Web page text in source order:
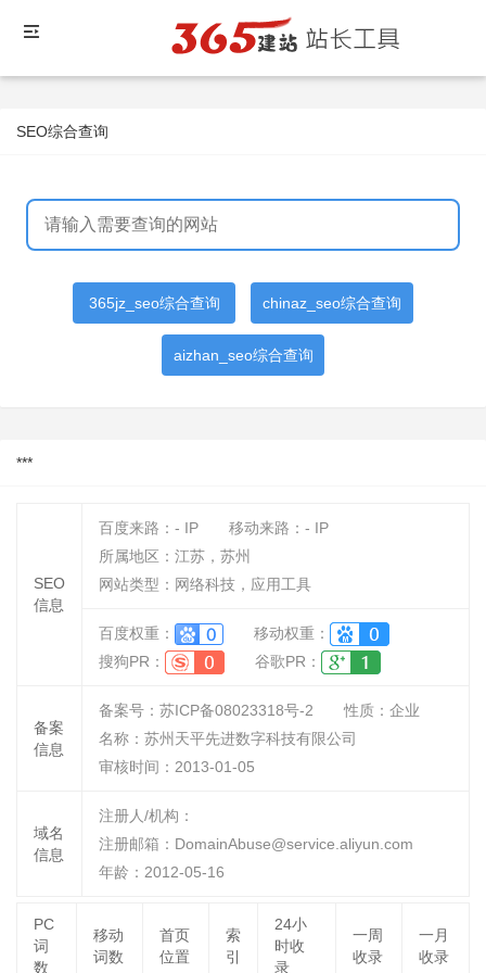
SEO综合查询
365jz_seo综合查询 chinaz_seo综合查询
aizhan_seo综合查询
***
SEO
信息
百度来路： - IP 移动来路： - IP
所属地区：江苏，苏州
网站类型：网络科技，应用工具
百度权重：
移动权重：
搜狗PR：
谷歌PR：
备案
信息
备案号：苏ICP备08023318号-2 性质： 企业
名称： 苏州天平先进数字科技有限公司
审核时间： 2013-01-05
域名
信息
注册人/机构：
注册邮箱：DomainAbuse@service.aliyun.com
年龄：2012-05-16
PC
词
数
移动
词数
首页
位置
索
引
24小
时收
录
一周
收录
一月
收录